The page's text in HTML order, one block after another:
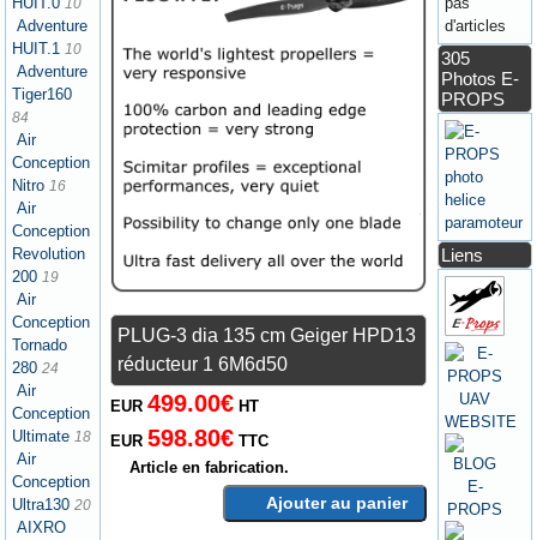
10
Adventure
HUIT.1 10
Adventure
Tiger160
84
Air
Conception
Nitro 16
Air
Conception
Revolution
200 19
Air
Conception
Tornado
280 24
Air
Conception
Ultimate 18
Air
Conception
Ultra130 20
AIXRO
PLUG-3 dia 135 cm Geiger HPD13
réducteur 1 6M6d50
EUR499.00€ HT
EUR598.80€ TTC
Article en fabrication.
Ajouter au panier
d'articles
305
Photos E-
PROPS
Liens